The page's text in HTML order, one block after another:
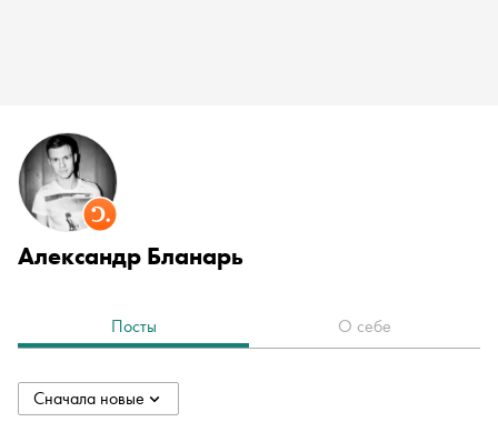
Александр Бланарь
Посты О себе
Сначала новые
collapsed